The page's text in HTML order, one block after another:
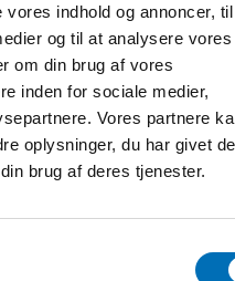
indhold og annoncer,
og til at analysere vores
om din brug af vores
inden for sociale medier,
Vores partnere
oplysninger, du har givet
brug af deres tjenester.